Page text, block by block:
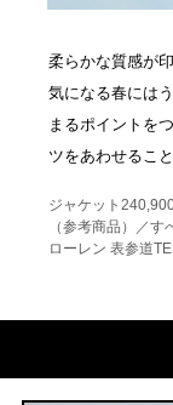
柔らかな質感が
気になる春には
まるポイントを
ツをあわせるこ
ジャケット
（参考商品）／
ローレン 表参道